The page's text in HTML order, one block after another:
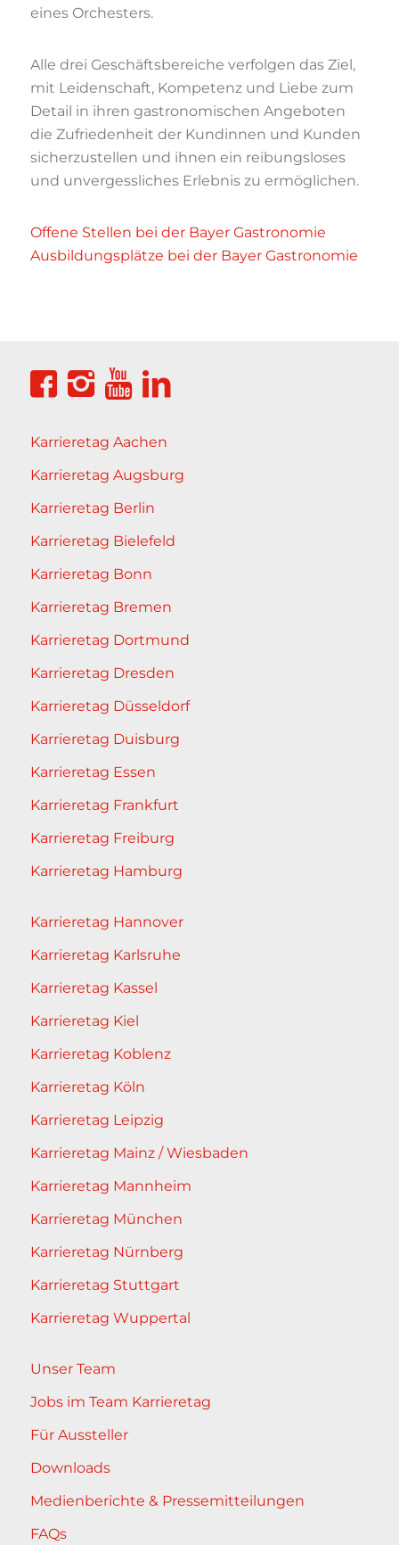
eines Orchesters.
Alle drei Geschäftsbereiche verfolgen das Ziel,
mit Leidenschaft, Kompetenz und Liebe zum
Detail in ihren gastronomischen Angeboten
die Zufriedenheit der Kundinnen und Kunden
sicherzustellen und ihnen ein reibungsloses
und unvergessliches Erlebnis zu ermöglichen.
Offene Stellen bei der Bayer Gastronomie
Ausbildungsplätze bei der Bayer Gastronomie
Karrieretag Aachen
Karrieretag Augsburg
Karrieretag Berlin
Karrieretag Bielefeld
Karrieretag Bonn
Karrieretag Bremen
Karrieretag Dortmund
Karrieretag Dresden
Karrieretag Düsseldorf
Karrieretag Duisburg
Karrieretag Essen
Karrieretag Frankfurt
Karrieretag Freiburg
Karrieretag Hamburg
Karrieretag Hannover
Karrieretag Karlsruhe
Karrieretag Kassel
Karrieretag Kiel
Karrieretag Koblenz
Karrieretag Köln
Karrieretag Leipzig
Karrieretag Mainz / Wiesbaden
Karrieretag Mannheim
Karrieretag München
Karrieretag Nürnberg
Karrieretag Stuttgart
Karrieretag Wuppertal
Unser Team
Jobs im Team Karrieretag
Für Aussteller
Downloads
Medienberichte & Pressemitteilungen
FAQs